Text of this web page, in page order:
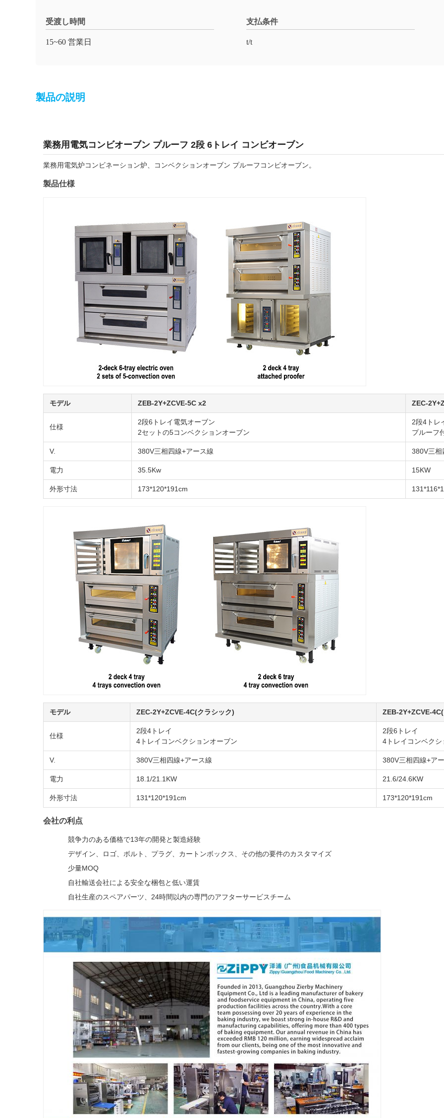
受渡し時間
15~60 営業日
支払条件
t/t
製品の説明
業務用電気コンビオーブン プルーフ 2段 6トレイ コンビオーブン
業務用電気炉コンビネーション炉、コンベクションオーブン プルーフコンビオーブン。
製品仕様
モデル ZEB-2Y+ZCVE-5C x2 ZEC-
仕様
2段6トレイ電気オーブン
2セットの5コンベクションオーブン
2段4トレ
プルーフ
V. 380V三相四線+アース線 380V三相
電力 35.5Kw 15KW
外形寸法 173*120*191cm
モデル ZEC-2Y+ZCVE-4C(クラシック) ZEB-2Y+ZCVE-
仕様
2段4トレイ
4トレイコンベクションオーブン
2段6トレイ
4トレイコンベクシ
V. 380V三相四線+アース線 380V三相四線+ア
電力 18.1/21.1KW 21.6/24.6KW
外形寸法 131*120*191cm 173*120*191cm
会社の利点
競争力のある価格で13年の開発と製造経験
デザイン、ロゴ、ボルト、プラグ、カートンボックス、その他の要件のカスタマイズ
少量MOQ
自社輸送会社による安全な梱包と低い運賃
自社生産のスペアパーツ、24時間以内の専門のアフターサービスチーム